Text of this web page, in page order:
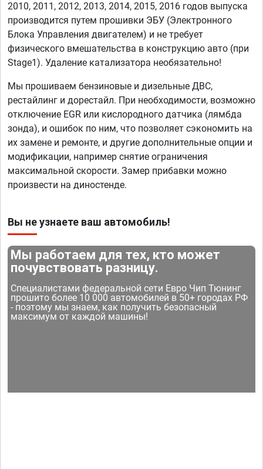
2010, 2011, 2012, 2013, 2014, 2015, 2016 годов выпуска
производится путем прошивки ЭБУ (Электронного
Блока Управления двигателем) и не требует
физического вмешательства в конструкцию авто (при
Stage1). Удаление катализатора необязательно!
Мы прошиваем бензиновые и дизельные ДВС,
рестайлинг и дорестайл. При необходимости, возможно
отключение EGR или кислородного датчика (лямбда
зонда), и ошибок по ним, что позволяет сэкономить на
их замене и ремонте, и другие дополнительные опции и
модификации, например снятие ограничения
максимальной скорости. Замер прибавки можно
произвести на диностенде.
Вы не узнаете ваш автомобиль!
Мы работаем для тех, кто может
почувствовать разницу.
Специалистами федеральной сети Евро Чип Тюнинг
прошито более 10 000 автомобилей в 50+ городах РФ
- поэтому мы знаем, как получить безопасный
максимум от каждой машины!